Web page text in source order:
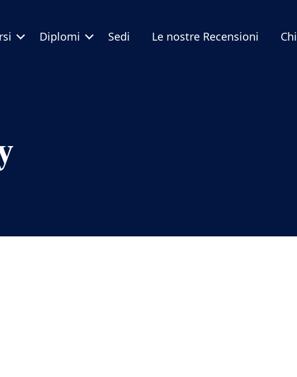
Diplomi Sedi Le nostre Recensioni